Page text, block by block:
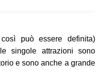
può essere definita)
singole attrazioni sono
e sono anche a grande